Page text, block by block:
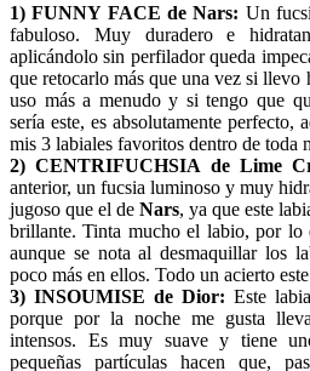
1) FUNNY FACE de Nars: Un
fabuloso. Muy duradero e
aplicándolo sin perfilador queda
que retocarlo más que una vez si llevo
uso más a menudo y si tengo que
sería este, es absolutamente perfecto,
mis 3 labiales favoritos dentro de toda
2) CENTRIFUCHSIA de Lime
anterior, un fucsia luminoso y muy
jugoso que el de Nars, ya que este
brillante. Tinta mucho el labio, por lo
aunque se nota al desmaquillar los
poco más en ellos. Todo un acierto
3) INSOUMISE de Dior: Este
porque por la noche me gusta
intensos. Es muy suave y tiene
pequeñas partículas hacen que,